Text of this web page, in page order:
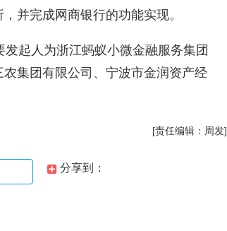
并完成网商银行的功能实现。
起人为浙江蚂蚁小微金融服务集团
集团有限公司、宁波市金润资产经
[责任编辑：周发]
分享到：